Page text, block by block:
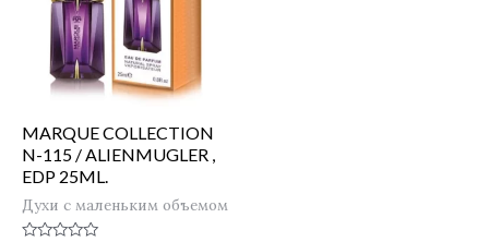
MARQUE COLLECTION
N-115 / ALIENMUGLER ,
EDP 25ML.
Духи с маленьким объемом